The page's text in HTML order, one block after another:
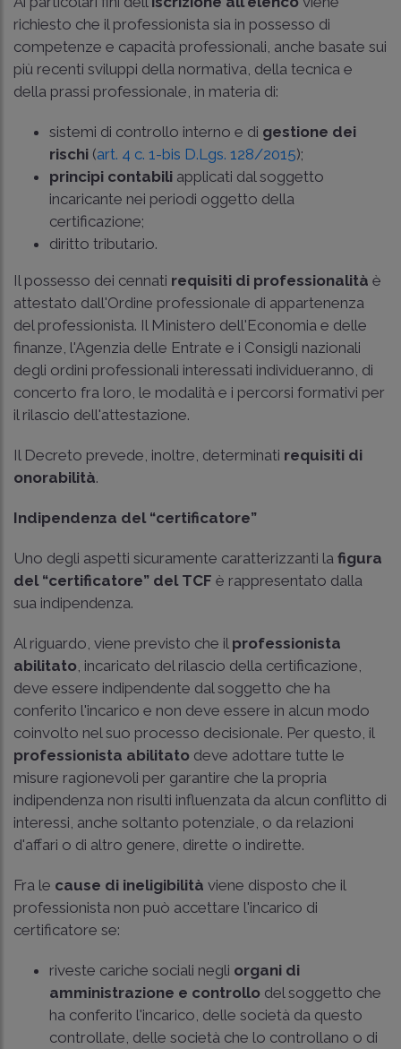
richiesto che il professionista sia in possesso di
competenze e capacità professionali, anche basate sui
più recenti sviluppi della normativa, della tecnica e
della prassi professionale, in materia di:
sistemi di controllo interno e di gestione dei
rischi (art. 4 c. 1-bis D.Lgs. 128/2015);
principi contabili applicati dal soggetto
incaricante nei periodi oggetto della
certificazione;
diritto tributario.
Il possesso dei cennati requisiti di professionalità è
attestato dall'Ordine professionale di appartenenza
del professionista. Il Ministero dell'Economia e delle
finanze, l'Agenzia delle Entrate e i Consigli nazionali
degli ordini professionali interessati individueranno, di
concerto fra loro, le modalità e i percorsi formativi per
il rilascio dell'attestazione.
Il Decreto prevede, inoltre, determinati requisiti di
onorabilità.
Indipendenza del “certificatore”
Uno degli aspetti sicuramente caratterizzanti la figura
del “certificatore” del TCF è rappresentato dalla
sua indipendenza.
Al riguardo, viene previsto che il professionista
abilitato , incaricato del rilascio della certificazione,
deve essere indipendente dal soggetto che ha
conferito l'incarico e non deve essere in alcun modo
coinvolto nel suo processo decisionale. Per questo, il
professionista abilitato deve adottare tutte le
misure ragionevoli per garantire che la propria
indipendenza non risulti influenzata da alcun conflitto di
interessi, anche soltanto potenziale, o da relazioni
d'affari o di altro genere, dirette o indirette.
Fra le cause di ineligibilità viene disposto che il
professionista non può accettare l'incarico di
certificatore se:
riveste cariche sociali negli organi di
amministrazione e controllo del soggetto che
ha conferito l'incarico, delle società da questo
controllate, delle società che lo controllano o di